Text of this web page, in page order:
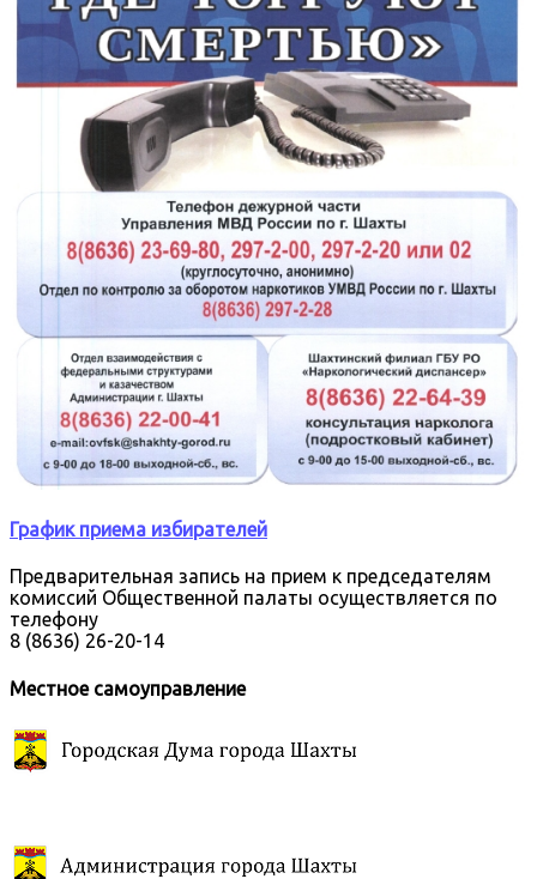
График приема избирателей
Предварительная запись на прием к председателям
комиссий Общественной палаты осуществляется по
телефону
8 (8636) 26-20-14
Местное самоуправление